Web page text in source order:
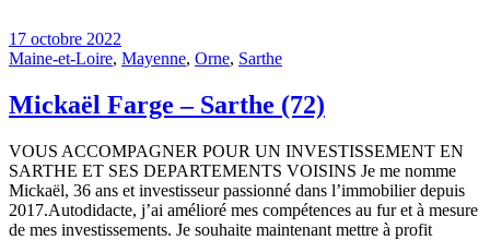
17 octobre 2022
Maine-et-Loire, Mayenne, Orne, Sarthe
Mickaël Farge – Sarthe (72)
VOUS ACCOMPAGNER POUR UN INVESTISSEMENT EN
SARTHE ET SES DEPARTEMENTS VOISINS Je me nomme
Mickaël, 36 ans et investisseur passionné dans l’immobilier depuis
2017.Autodidacte, j’ai amélioré mes compétences au fur et à mesure
de mes investissements. Je souhaite maintenant mettre à profit